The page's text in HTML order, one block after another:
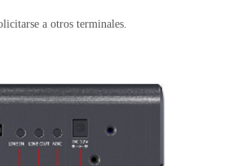
a otros terminales.